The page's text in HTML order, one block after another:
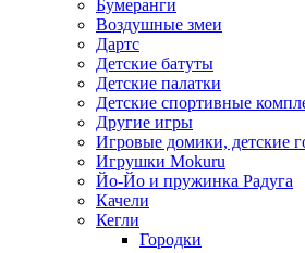
Бумеранги
Воздушные змеи
Дартс
Детские батуты
Детские палатки
Детские спортивные
Другие игры
Игровые домики, детские
Игрушки Mokuru
Йо-Йо и пружинка Радуга
Качели
Кегли
Городки